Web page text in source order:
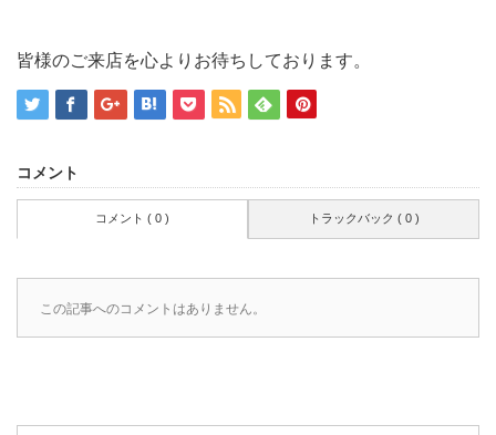
皆様のご来店を心よりお待ちしております。
コメント
コメント ( 0 ) トラックバック ( 0 )
この記事へのコメントはありません。